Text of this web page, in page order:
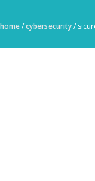
home/cybersecurity/